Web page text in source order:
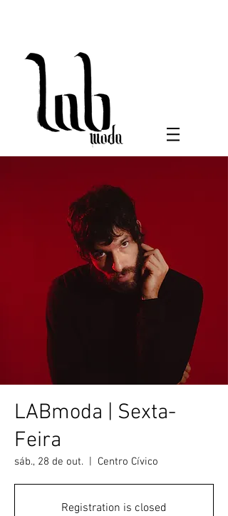
LABmoda | Sexta-
Feira
sáb., 28 de out. Centro Cívico
Registration is closed